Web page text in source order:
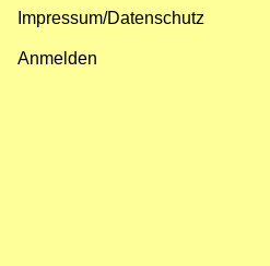
Impressum/Datenschutz
Anmelden